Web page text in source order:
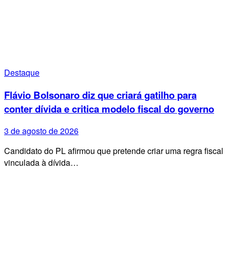
Destaque
Flávio Bolsonaro diz que criará gatilho para
conter dívida e critica modelo fiscal do governo
3 de agosto de 2026
Candidato do PL afirmou que pretende criar uma regra fiscal
vinculada à dívida…